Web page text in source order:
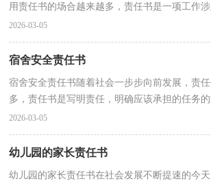
用责任书的场合越来越多，责任书是一项工作
明责任范围、职责的文书。责任书到底怎么拟定
2026-03-05
宿舍安全责任书
宿舍安全责任书随着社会一步步向前发展，责
多，责任书是写明责任，明确应该承担的任务
么拟定才能发挥它最大的作用呢？下面是小编精
2026-03-05
幼儿园的家长责任书
幼儿园的家长责任书在社会发展不断提速的今